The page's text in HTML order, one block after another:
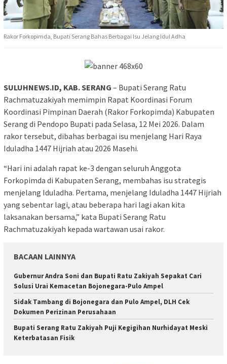
Rakor Forkopimda, Bupati Serang Bahas Berbagai Isu Jelang Idul Adha
SULUHNEWS.ID, KAB. SERANG – Bupati Serang Ratu
Rachmatuzakiyah memimpin Rapat Koordinasi Forum
Koordinasi Pimpinan Daerah (Rakor Forkopimda) Kabupaten
Serang di Pendopo Bupati pada Selasa, 12 Mei 2026. Dalam
rakor tersebut, dibahas berbagai isu menjelang Hari Raya
Iduladha 1447 Hijriah atau 2026 Masehi.
“Hari ini adalah rapat ke-3 dengan seluruh Anggota
Forkopimda di Kabupaten Serang, membahas isu strategis
menjelang Iduladha. Pertama, menjelang Iduladha 1447 Hijriah
yang sebentar lagi, atau beberapa hari lagi akan kita
laksanakan bersama,” kata Bupati Serang Ratu
Rachmatuzakiyah kepada wartawan usai rakor.
BACAAN LAINNYA
Gubernur Andra Soni dan Bupati Ratu Zakiyah Sepakat Cari
Solusi Urai Kemacetan Bojonegara-Pulo Ampel
Sidak Tambang di Bojonegara dan Pulo Ampel, DLH Cek
Dokumen Perizinan Perusahaan
Bupati Serang Ratu Zakiyah Puji Kegigihan Nurhidayat Meski
Keterbatasan Fisik